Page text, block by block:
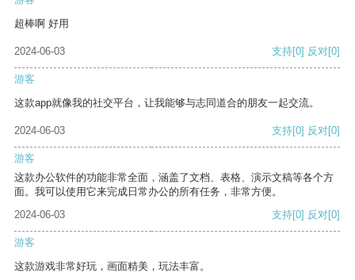
超棒啊 好用
2024-06-03 支持[0] 反对[0]
游客
这款app就像我的社交平台，让我能够与志同道合的朋友一起交流。
2024-06-03 支持[0] 反对[0]
游客
这款办公软件的功能非常全面，涵盖了文档、表格、演示文稿等各个方
面。我可以使用它来完成日常办公的所有任务，非常方便。
2024-06-03
支持[0] 反对[0]
游客
这款游戏非常好玩，画面精美，玩法丰富。